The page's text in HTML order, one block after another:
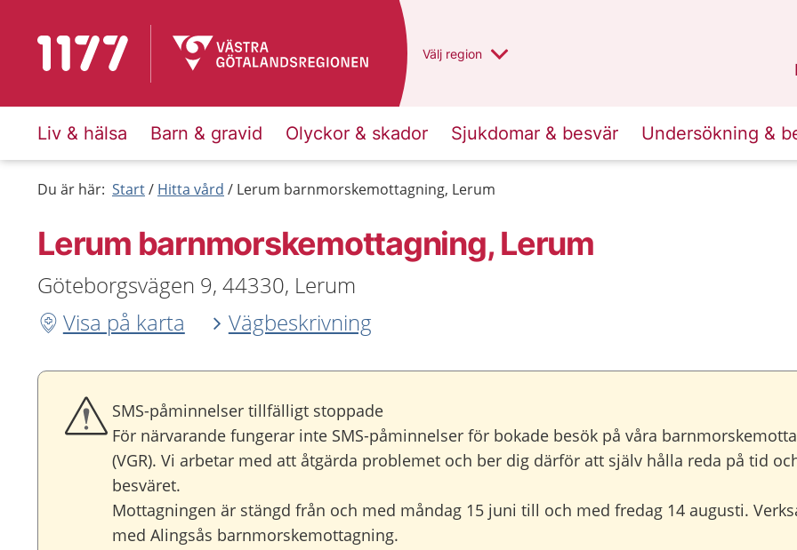
Till startsidan för 1177 Du har valt region
Välj en annan
region
Liv & hälsa Barn & gravid Olyckor & skador Sjukdomar & besvär Undersökning &
Du är här: Start Hitta vård Lerum barnmorskemottagning, Lerum
Lerum barnmorskemottagning, Lerum
Göteborgsvägen 9, 44330, Lerum
Visa på karta
Vägbeskrivning
SMS-påminnelser tillfälligt stoppade
För närvarande fungerar inte SMS-påminnelser för bokade besök på våra
(VGR). Vi arbetar med att åtgärda problemet och ber dig därför att själv hålla reda på tid
besväret.
Mottagningen är stängd från och med måndag 15 juni till och med fredag 14 augusti.
med Alingsås barnmorskemottagning.